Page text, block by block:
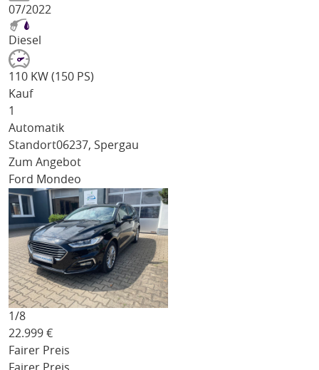
07/2022
Diesel
110 KW (150 PS)
Kauf
1
Automatik
Standort06237, Spergau
Zum Angebot
Ford Mondeo
1/8
22.999 €
Fairer Preis